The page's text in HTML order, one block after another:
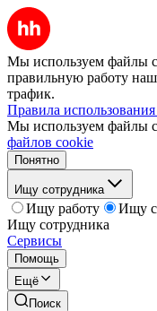
Мы используем файлы
правильную работу
трафик.
Правила
Мы используем файлы
файлов cookie
Понятно
Ищу сотрудника
Ищу работу
Ищу
Ищу сотрудника
Сервисы
Помощь
Ещё
Поиск